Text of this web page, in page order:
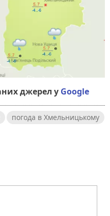
джерел у Google
погода в Хмельницькому